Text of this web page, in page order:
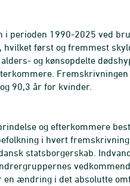
perioden 1990-2025 ved
hvilket først og fremmest
og kønsopdelte
90,3 år for kvinder.
og efterkommere
i hvert
statsborgerskab.
ændring i det absolutte